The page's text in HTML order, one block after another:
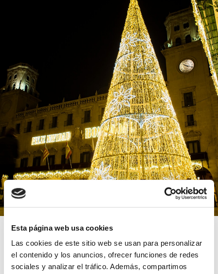
Esta página web usa cookies
Las cookies de este sitio web se usan para personalizar
el contenido y los anuncios, ofrecer funciones de redes
sociales y analizar el tráfico. Además, compartimos
Diseño 100% personalizado:No trabajamos
con soluciones estándar ni catálogos
prefabricados. Cada portada nace de un